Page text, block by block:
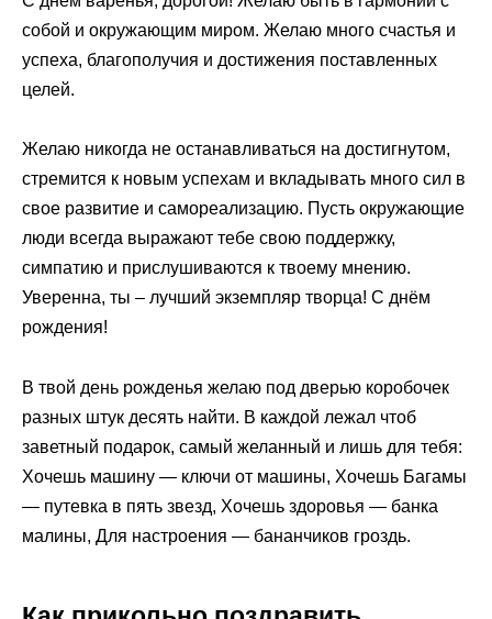
собой и окружающим миром. Желаю много счастья и
успеха, благополучия и достижения поставленных
целей.
Желаю никогда не останавливаться на достигнутом,
стремится к новым успехам и вкладывать много сил в
свое развитие и самореализацию. Пусть окружающие
люди всегда выражают тебе свою поддержку,
симпатию и прислушиваются к твоему мнению.
Уверенна, ты – лучший экземпляр творца! С днём
рождения!
В твой день рожденья желаю под дверью коробочек
разных штук десять найти. В каждой лежал чтоб
заветный подарок, самый желанный и лишь для тебя:
Хочешь машину — ключи от машины, Хочешь Багамы
— путевка в пять звезд, Хочешь здоровья — банка
малины, Для настроения — бананчиков гроздь.